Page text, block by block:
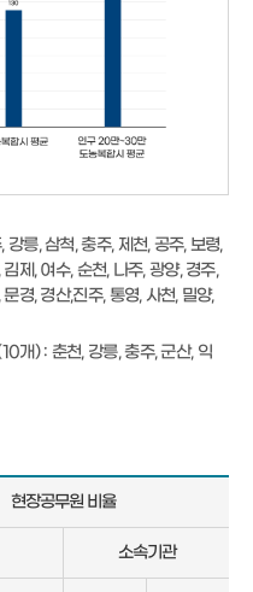
릉, 삼척, 충주, 제천, 공주, 보령,
제, 여수, 순천, 나주, 광양, 경주,
경, 경산,진주, 통영, 사천, 밀양,
개) : 춘천, 강릉, 충주, 군산, 익
현장공무원 비율
소속기관